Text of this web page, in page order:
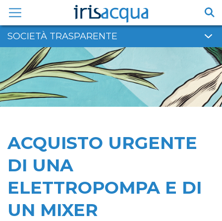
contenuto
SOCIETÀ TRASPARENTE
ACQUISTO URGENTE
DI UNA
ELETTROPOMPA E DI
UN MIXER